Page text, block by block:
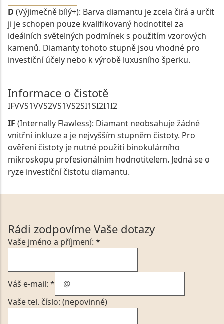
D (Výjimečně bílý+): Barva diamantu je zcela čirá a určit
ji je schopen pouze kvalifikovaný hodnotitel za
ideálních světelných podmínek s použitím vzorových
kamenů. Diamanty tohoto stupně jsou vhodné pro
investiční účely nebo k výrobě luxusního šperku.
Informace o čistotě
IFVVS1VVS2VS1VS2SI1SI2I1I2
IF (Internally Flawless): Diamant neobsahuje žádné
vnitřní inkluze a je nejvyšším stupněm čistoty. Pro
ověření čistoty je nutné použití binokulárního
mikroskopu profesionálním hodnotitelem. Jedná se o
ryze investiční čistotu diamantu.
Rádi zodpovíme Vaše dotazy
Vaše jméno a příjmení: *
Váš e-mail: *
Vaše tel. číslo: (nepovinné)